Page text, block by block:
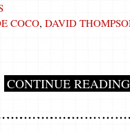
COCO, DAVID
CONTINUE READING